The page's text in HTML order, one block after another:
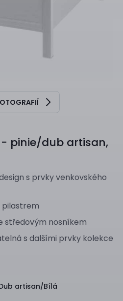
- pinie/dub artisan,
s prvky venkovského
pilastrem
středovým nosníkem
s dalšími prvky kolekce
artisan/Bílá